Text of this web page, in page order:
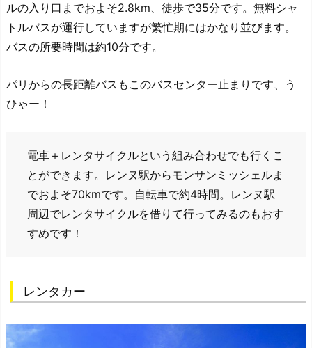
ルの入り口までおよそ2.8km、徒歩で35分です。無料シャ
トルバスが運行していますが繁忙期にはかなり並びます。
バスの所要時間は約10分です。
パリからの長距離バスもこのバスセンター止まりです、う
ひゃー！
電車＋レンタサイクルという組み合わせでも行くこ
とができます。レンヌ駅からモンサンミッシェルま
でおよそ70kmです。自転車で約4時間。レンヌ駅
周辺でレンタサイクルを借りて行ってみるのもおす
すめです！
レンタカー